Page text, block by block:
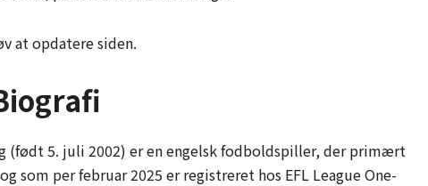
at opdatere siden.
(født 5. juli 2002) er en engelsk fodboldspiller, der primært
som per februar 2025 er registreret hos EFL League One-